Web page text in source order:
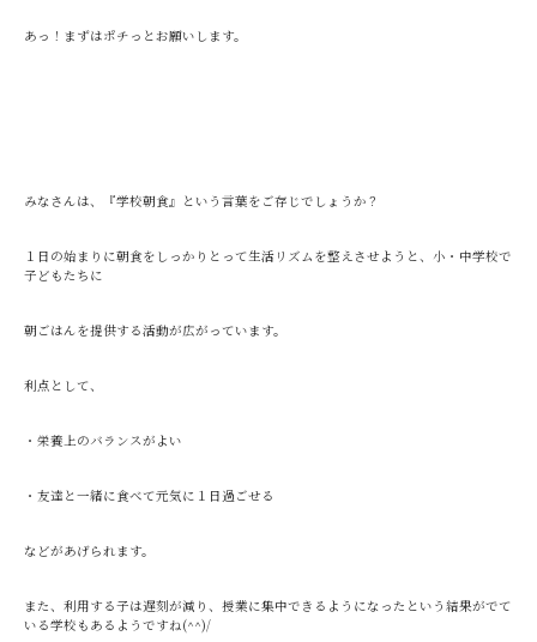
あっ！まずはポチっとお願いします。
みなさんは、『学校朝食』という言葉をご存じでしょうか？
１日の始まりに朝食をしっかりとって生活リズムを整えさせようと、小・中学校で
子どもたちに
朝ごはんを提供する活動が広がっています。
利点として、
・栄養上のバランスがよい
・友達と一緒に食べて元気に１日過ごせる
などがあげられます。
また、利用する子は遅刻が減り、授業に集中できるようになったという結果がでて
いる学校もあるようですね(^^)/